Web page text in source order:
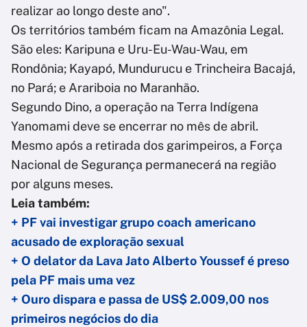
realizar ao longo deste ano".
Os territórios também ficam na Amazônia Legal.
São eles: Karipuna e Uru-Eu-Wau-Wau, em
Rondônia; Kayapó, Mundurucu e Trincheira Bacajá,
no Pará; e Arariboia no Maranhão.
Segundo Dino, a operação na Terra Indígena
Yanomami deve se encerrar no mês de abril.
Mesmo após a retirada dos garimpeiros, a Força
Nacional de Segurança permanecerá na região
por alguns meses.
Leia também:
+ PF vai investigar grupo coach americano
acusado de exploração sexual
+ O delator da Lava Jato Alberto Youssef é preso
pela PF mais uma vez
+ Ouro dispara e passa de US$ 2.009,00 nos
primeiros negócios do dia